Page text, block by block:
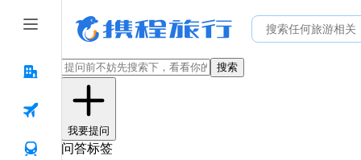
搜索
我要提问
问答标签